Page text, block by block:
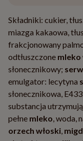
Składniki: cukier,
miazga kakaowa,
frakcjonowany
odtłuszczone mleko
słonecznikowy;
emulgator: lecytyna
słonecznikowa,
substancja
pełne mleko, woda,
orzech włoski,